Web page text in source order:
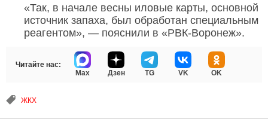
«Так, в начале весны иловые карты, основной
источник запаха, был обработан специальным
реагентом», — пояснили в «РВК-Воронеж».
Читайте нас:
Max
Дзен TG VK OK
ЖКХ